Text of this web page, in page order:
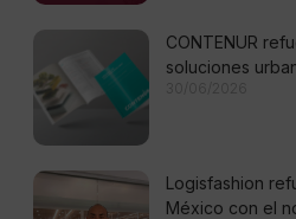
CONTENUR
soluciones
30/06/2026
Logisfashion
México con el